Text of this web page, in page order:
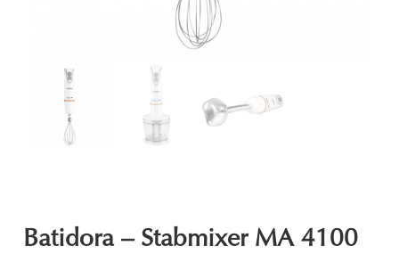
Batidora – Stabmixer MA 4100